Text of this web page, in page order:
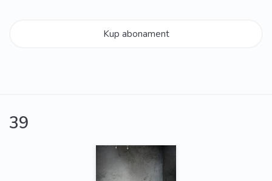
Kup abonament
39